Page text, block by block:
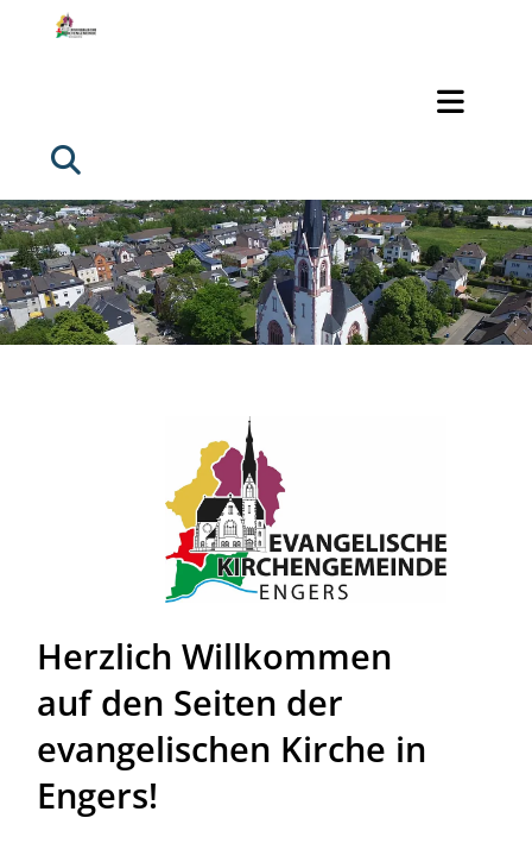
Herzlich Willkommen
auf den Seiten der
evangelischen Kirche in
Engers!